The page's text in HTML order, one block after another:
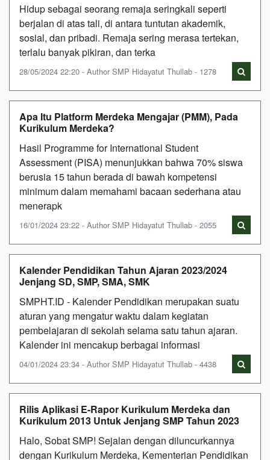
Hidup sebagai seorang remaja seringkali seperti
berjalan di atas tali, di antara tuntutan akademik,
sosial, dan pribadi. Remaja sering merasa tertekan,
terlalu banyak pikiran, dan terka
28/05/2024 22:20 - Author SMP Hidayatut Thullab - 1278
Apa Itu Platform Merdeka Mengajar (PMM), Pada
Kurikulum Merdeka?
Hasil Programme for International Student
Assessment (PISA) menunjukkan bahwa 70% siswa
berusia 15 tahun berada di bawah kompetensi
minimum dalam memahami bacaan sederhana atau
menerapk
16/01/2024 23:22 - Author SMP Hidayatut Thullab - 2055
Kalender Pendidikan Tahun Ajaran 2023/2024
Jenjang SD, SMP, SMA, SMK
SMPHT.ID - Kalender Pendidikan merupakan suatu
aturan yang mengatur waktu dalam kegiatan
pembelajaran di sekolah selama satu tahun ajaran.
Kalender ini mencakup berbagai informasi
04/01/2024 23:34 - Author SMP Hidayatut Thullab - 4438
Rilis Aplikasi E-Rapor Kurikulum Merdeka dan
Kurikulum 2013 Untuk Jenjang SMP Tahun 2023
Halo, Sobat SMP! Sejalan dengan diluncurkannya
dengan Kurikulum Merdeka, Kementerian Pendidikan